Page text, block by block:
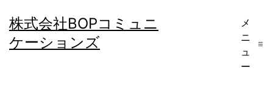
ン
テ
株式会社BOPコミュニ
ケーションズ
メ
ニ
ュ
ー